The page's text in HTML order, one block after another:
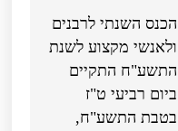
הכנס השנתי לרבנים
ולאנשי מקצוע לשנת
התשע"ח התקיים
ביום רביעי ט"ז
בטבת התשע"ח,